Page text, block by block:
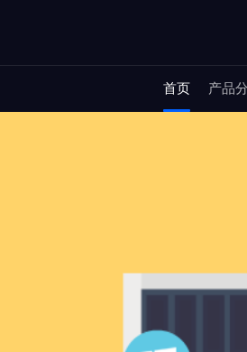
首页 产品